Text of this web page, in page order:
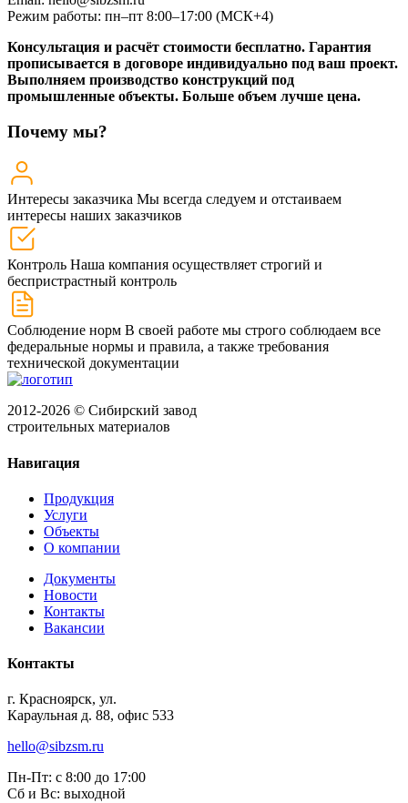
Режим работы: пн–пт 8:00–17:00 (МСК+4)
Консультация и расчёт стоимости бесплатно. Гарантия
прописывается в договоре индивидуально под ваш проект.
Выполняем производство конструкций под
промышленные объекты. Больше объем лучше цена.
Почему мы?
Интересы заказчика Мы всегда следуем и отстаиваем
интересы наших заказчиков
Контроль Наша компания осуществляет строгий и
беспристрастный контроль
Соблюдение норм В своей работе мы строго соблюдаем все
федеральные нормы и правила, а также требования
технической документации
2012-2026 © Сибирский завод
строительных материалов
Навигация
Продукция
Услуги
Объекты
О компании
Документы
Новости
Контакты
Вакансии
Контакты
г. Красноярск, ул.
Караульная д. 88, офис 533
hello@sibzsm.ru
Пн-Пт: с 8:00 до 17:00
Сб и Вс: выходной